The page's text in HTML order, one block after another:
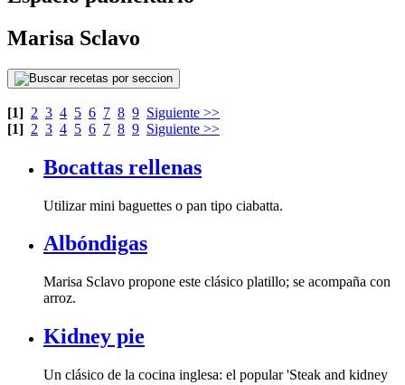
Marisa Sclavo
[1] 2 3 4 5 6 7 8 9 Siguiente >>
[1] 2 3 4 5 6 7 8 9 Siguiente >>
Bocattas rellenas
Utilizar mini baguettes o pan tipo ciabatta.
Albóndigas
arroz.
Kidney pie